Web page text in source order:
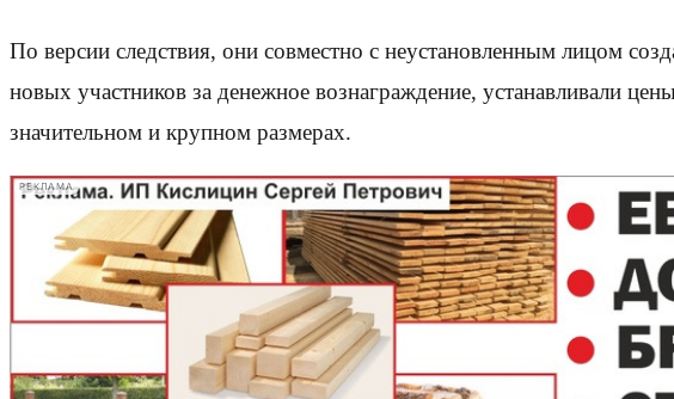
По версии следствия, они совместно с неустановленным лицом
новых участников за денежное вознаграждение, устанавливали
значительном и крупном размерах.
РЕКЛАМА